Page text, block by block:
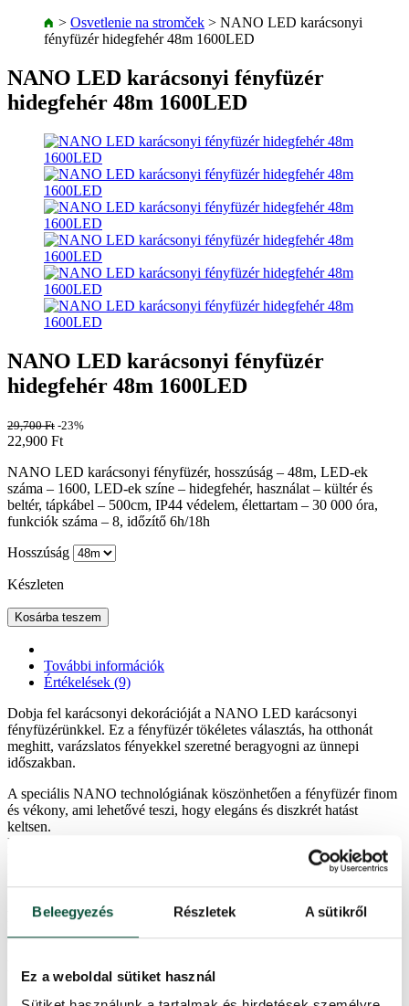
Beleegyezés Részletek A sütikről
Ez a weboldal sütiket használ
> Osvetlenie na stromček > NANO LED karácsonyi
fényfüzér hidegfehér 48m 1600LED
NANO LED karácsonyi fényfüzér
hidegfehér 48m 1600LED
NANO LED karácsonyi fényfüzér
hidegfehér 48m 1600LED
29,700Ft -23%
22,900 Ft
NANO LED karácsonyi fényfüzér, hosszúság – 48m, LED-ek
száma – 1600, LED-ek színe – hidegfehér, használat – kültér és
beltér, tápkábel – 500cm, IP44 védelem, élettartam – 30 000 óra,
funkciók száma – 8, időzítő 6h/18h
Hosszúság
Készleten
Kosárba teszem
További információk
Értékelések (9)
Dobja fel karácsonyi dekorációját a NANO LED karácsonyi
fényfüzérünkkel. Ez a fényfüzér tökéletes választás, ha otthonát
meghitt, varázslatos fényekkel szeretné beragyogni az ünnepi
időszakban.
A speciális NANO technológiának köszönhetően a fényfüzér finom
és vékony, ami lehetővé teszi, hogy elegáns és diszkrét hatást
keltsen.
Ez a fényfüzér lágy, hidegfehér fényt biztosít, amely kifinomult és
hűvös hangulatot kölcsönöz az ünnepeknek. Nyolc fénymóddal
rendelkezik, amelyek az adapteren található gombbal változtathatók.
A NANO LED technológia alacsony energiafogyasztást biztosít, így
megtakarítja az áramköltségeket és meghosszabbítja a fényfüzér
élettartamát.
tartós, és évekig használhatja anélkül, hogy cserére lenne szükség.